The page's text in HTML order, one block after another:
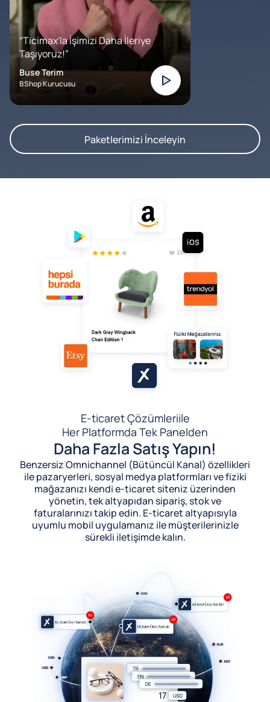
“Ticimax'la İşimizi Daha İleriye
Taşıyoruz!”
Buse Terim
BShop Kurucusu
Paketlerimizi İnceleyin
E-ticaret Çözümleriile
Her Platformda Tek Panelden
Daha Fazla Satış Yapın!
Benzersiz Omnichannel (Bütüncül Kanal) özellikleri
ile pazaryerleri, sosyal medya platformları ve fiziki
mağazanızı kendi e-ticaret siteniz üzerinden
yönetin, tek altyapıdan sipariş, stok ve
faturalarınızı takip edin. E-ticaret altyapısıyla
uyumlu mobil uygulamanız ile müşterilerinizle
sürekli iletişimde kalın.